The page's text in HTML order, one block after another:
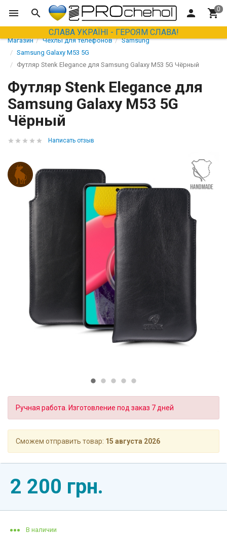
СЛАВА УКРАЇНІ - ГЕРОЯМ СЛАВА!
Магазин Чехлы для телефонов
Samsung
Samsung Galaxy M53 5G
Футляр Stenk Elegance для Samsung Galaxy M53 5G Чёрный
Футляр Stenk Elegance для
Samsung Galaxy M53 5G
Чёрный
Написать отзыв
Ручная работа. Изготовление под заказ 7 дней
Сможем отправить товар: 15 августа 2026
2 200 грн.
В наличии